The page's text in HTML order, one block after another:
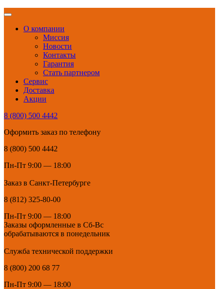
О компании
Миссия
Новости
Контакты
Гарантия
Стать партнером
Сервис
Доставка
Акции
8 (800) 500 4442
Оформить заказ по телефону
8 (800) 500 4442
Пн-Пт 9:00 — 18:00
Заказ в Санкт-Петербурге
8 (812) 325-80-00
Пн-Пт 9:00 — 18:00
Заказы оформленные в Сб-Вс
обрабатываются в понедельник
Служба технической поддержки
8 (800) 200 68 77
Пн-Пт 9:00 — 18:00